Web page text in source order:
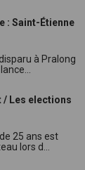
: Saint-Étienne
à Pralong
/ Les elections
25 ans est
lors d...